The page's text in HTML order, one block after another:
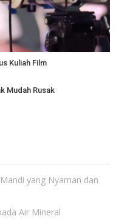
Kuliah Film
Mudah Rusak
yang Nyaman dan
Air Mineral